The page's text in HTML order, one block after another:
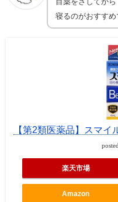
目薬をさしてから
寝るのがおすすめ
【第2類医薬品】スマイ
楽天市場
Amazon